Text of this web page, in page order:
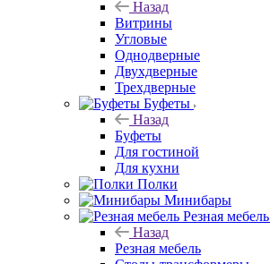
Назад
Витрины
Угловые
Однодверные
Двухдверные
Трехдверные
Буфеты
Назад
Буфеты
Для гостиной
Для кухни
Полки
Минибары
Резная мебель
Назад
Резная мебель